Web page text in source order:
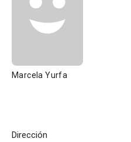
Marcela Yurfa
Dirección